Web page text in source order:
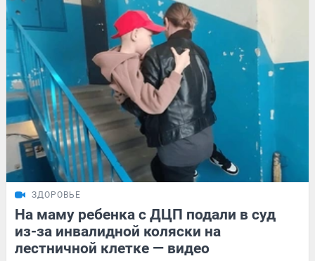
ЗДОРОВЬЕ
На маму ребенка с ДЦП подали в суд
из-за инвалидной коляски на
лестничной клетке — видео